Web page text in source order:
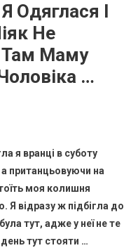
Одяглася І
Не
Там Маму
…
я вранці в суботу
пританцьовуючи на
моя колишня
Я відразу ж підбігла до
тут, адже у неї не те
тут стояти …